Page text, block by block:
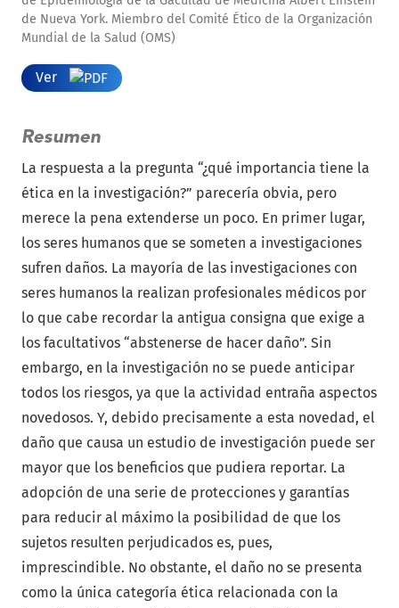
de Nueva York. Miembro del Comité Ético de la Organización
Mundial de la Salud (OMS)
Ver
Resumen
La respuesta a la pregunta “¿qué importancia tiene la
ética en la investigación?” parecería obvia, pero
merece la pena extenderse un poco. En primer lugar,
los seres humanos que se someten a investigaciones
sufren daños. La mayoría de las investigaciones con
seres humanos la realizan profesionales médicos por
lo que cabe recordar la antigua consigna que exige a
los facultativos “abstenerse de hacer daño”. Sin
embargo, en la investigación no se puede anticipar
todos los riesgos, ya que la actividad entraña aspectos
novedosos. Y, debido precisamente a esta novedad, el
daño que causa un estudio de investigación puede ser
mayor que los beneficios que pudiera reportar. La
adopción de una serie de protecciones y garantías
para reducir al máximo la posibilidad de que los
sujetos resulten perjudicados es, pues,
imprescindible. No obstante, el daño no se presenta
como la única categoría ética relacionada con la